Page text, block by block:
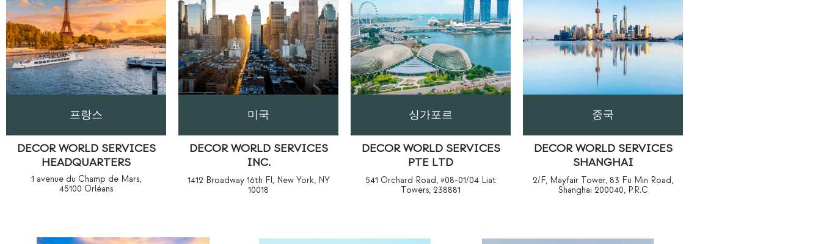
프랑스
DECOR WORLD SERVICES
HEADQUARTERS
1 avenue du Champ de Mars,
45100 Orléans
미국
DECOR WORLD SERVICES
INC.
1412 Broadway 16th Fl, New York, NY
10018
싱가포르
DECOR WORLD SERVICES
PTE LTD
541 Orchard Road, #08-01/04 Liat
Towers, 238881
중국
DECOR WORLD SERVICES
SHANGHAI
2/F, Mayfair Tower, 83 Fu Min Road,
Shanghai 200040, P.R.C